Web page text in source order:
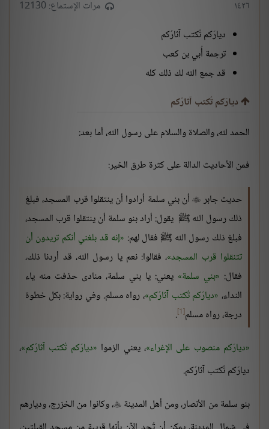
١٤٢٦
مرات الإستماع: 12130
ديارَكم تُكتب آثارُكم
ترجمة أُبي بن كعب
قد جمع الله لك ذلك كله
ديارَكم تُكتب آثارُكم
الحمد لله، والصلاة والسلام على رسول الله، أما بعد:
فمن الأحاديث الدالة على كثرة طرق الخير:
حديث جابر أن بني سلمة أرادوا أن ينتقلوا قرب المسجد، فبلغ
ذلك رسول الله ﷺ يقول: أراد بنو سلمة أن ينتقلوا قرب المسجد،
فبلغ ذلك رسول الله ﷺ فقال لهم: إنه قد بلغني أنكم تريدون أن
تتنقلوا قرب المسجد ، فقالوا: نعم يا رسول الله، قد أردنا ذلك،
فقال: بني سلمة يعني: يا بني سلمة، منادى حذفت منه ياء
النداء، ديارَكم تُكتب آثارُكم ، رواه مسلم. وفي رواية: بكل خطوة
درجة، رواه مسلم[1]
.
ديارَكم منصوب على الإغراء ، يعني الزموا ديارَكم تُكتب آثارُكم ،
ديارَكم تُكتب آثارُكم.
بنو سلمة من الأنصار، ومن أهل المدينة، وكانوا من الخزرج، وديارهم